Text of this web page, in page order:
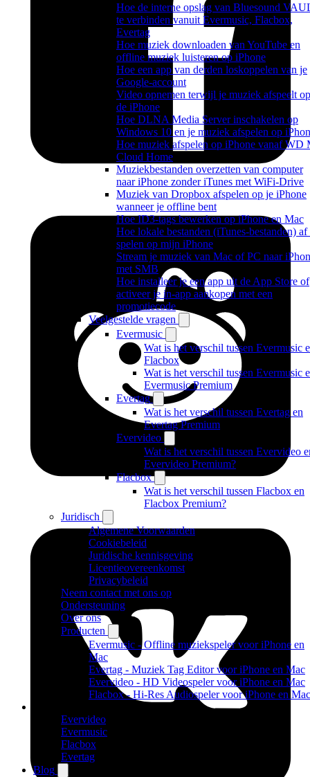
Hoe de interne opslag van Bluesound
te verbinden vanuit Evermusic, Flacbox,
Evertag
Hoe muziek downloaden van YouTube en
offline muziek luisteren op iPhone
Hoe een app van derden loskoppelen van je
Google-account
Video opnemen terwijl je muziek afspeelt op
de iPhone
Hoe DLNA Media Server inschakelen op
Windows 10 en je muziek afspelen op
Hoe muziek afspelen op iPhone vanaf WD
Cloud Home
Muziekbestanden overzetten van computer
naar iPhone zonder iTunes met WiFi-Drive
Muziek van Dropbox afspelen op je iPhone
wanneer je offline bent
Hoe ID3-tags bewerken op iPhone en Mac
Hoe lokale bestanden (iTunes-bestanden) af
spelen op mijn iPhone
Stream je muziek van Mac of PC naar
met SMB
Hoe installeer je een app uit de App Store of
activeer je in-app aankopen met een
promotiecode
Veelgestelde vragen
Evermusic
Wat is het verschil tussen Evermusic
Flacbox
Wat is het verschil tussen Evermusic
Evermusic Premium
Evertag
Wat is het verschil tussen Evertag en
Evertag Premium
Evervideo
Wat is het verschil tussen Evervideo
Evervideo Premium?
Flacbox
Wat is het verschil tussen Flacbox en
Flacbox Premium?
Juridisch
Algemene Voorwaarden
Cookiebeleid
Juridische kennisgeving
Licentieovereenkomst
Privacybeleid
Neem contact met ons op
Ondersteuning
Over ons
Producten
Evermusic - Offline muziekspeler voor iPhone en
Mac
Evertag - Muziek Tag Editor voor iPhone en Mac
Evervideo - HD Videospeler voor iPhone en Mac
Flacbox - Hi-Res Audiospeler voor iPhone en Mac
Evervideo
Evermusic
Flacbox
Evertag
Blog